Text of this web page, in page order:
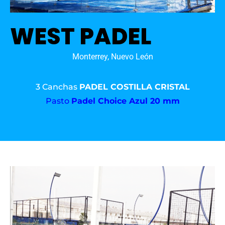
WEST PADEL
Monterrey, Nuevo León
3 Canchas PADEL COSTILLA CRISTAL
Pasto Padel Choice Azul 20 mm